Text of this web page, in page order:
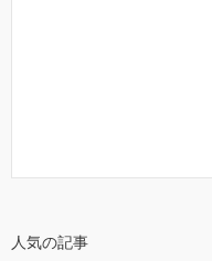
人気の記事